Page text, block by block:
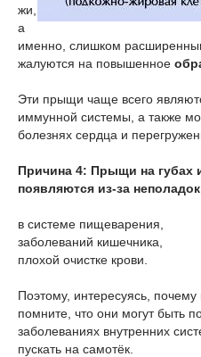
жи,
а
именно, слишком
жалуются на повышенное
Эти прыщи чаще всего
иммунной системы, а также
болезнях сердца и
Причина 4: Прыщи на губах
появляются из-за
в системе пищеварения,
заболеваний кишечника,
плохой очистке крови.
Поэтому, интересуясь,
помните, что они могут быть
заболеваниях внутренних
пускать на самотёк.